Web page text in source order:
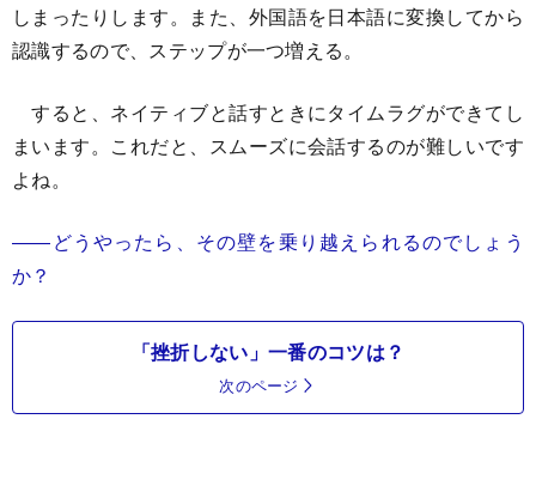
しまったりします。また、外国語を日本語に変換してから
認識するので、ステップが一つ増える。
すると、ネイティブと話すときにタイムラグができてし
まいます。これだと、スムーズに会話するのが難しいです
よね。
――どうやったら、その壁を乗り越えられるのでしょう
か？
「挫折しない」一番のコツは？
次のページ